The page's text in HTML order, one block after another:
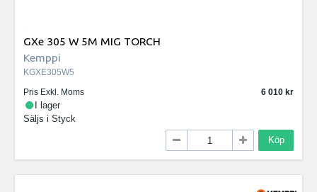
GXe 305 W 5M MIG TORCH
Kemppi
KGXE305W5
Pris Exkl. Moms
6 010
I lager
Säljs i Styck
Köp